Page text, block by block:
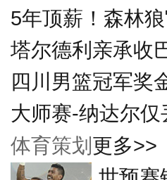
5年顶薪！森林
塔尔德利亲承收
四川男篮冠军奖
大师赛-纳达尔
体育策划 更多>>